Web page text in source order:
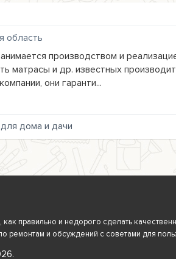
область
производством и
матрасы и др. известных
они гаранти...
дома и дачи
как правильно и недорого сделать
ремонтам и обсуждений с советами для